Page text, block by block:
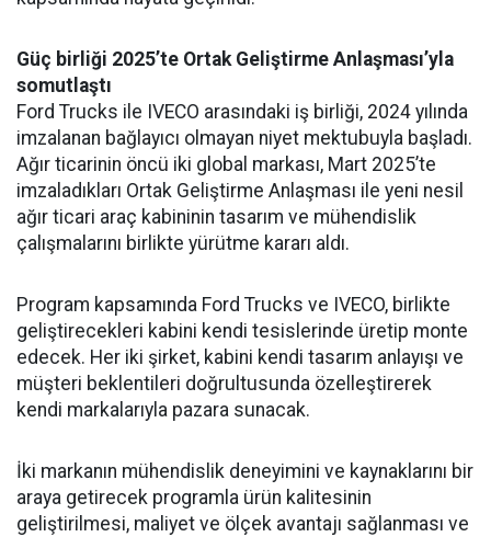
Güç birliği 2025’te Ortak Geliştirme Anlaşması’yla
somutlaştı
Ford Trucks ile IVECO arasındaki iş birliği, 2024 yılında
imzalanan bağlayıcı olmayan niyet mektubuyla başladı.
Ağır ticarinin öncü iki global markası, Mart 2025’te
imzaladıkları Ortak Geliştirme Anlaşması ile yeni nesil
ağır ticari araç kabininin tasarım ve mühendislik
çalışmalarını birlikte yürütme kararı aldı.
Program kapsamında Ford Trucks ve IVECO, birlikte
geliştirecekleri kabini kendi tesislerinde üretip monte
edecek. Her iki şirket, kabini kendi tasarım anlayışı ve
müşteri beklentileri doğrultusunda özelleştirerek
kendi markalarıyla pazara sunacak.
İki markanın mühendislik deneyimini ve kaynaklarını bir
araya getirecek programla ürün kalitesinin
geliştirilmesi, maliyet ve ölçek avantajı sağlanması ve